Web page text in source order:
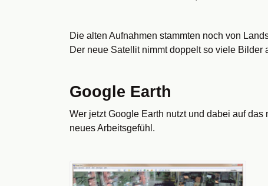
Die alten Aufnahmen stammten noch von
Der neue Satellit nimmt doppelt so viele Bilder
Google Earth
Wer jetzt Google Earth nutzt und dabei auf
neues Arbeitsgefühl.